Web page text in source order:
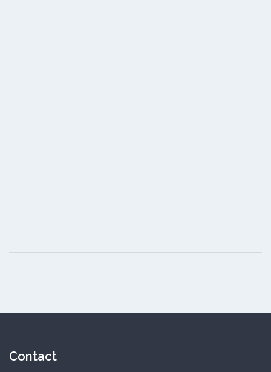
Contact